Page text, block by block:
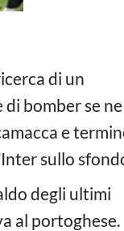
di un
bomber se ne
e
sullo
degli ultimi
al portoghese.